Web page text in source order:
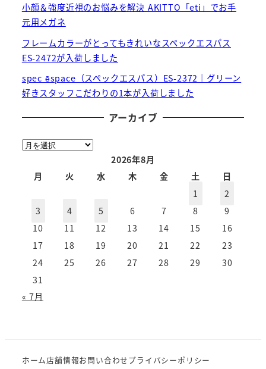
小顔＆強度近視のお悩みを解決 AKITTO「eti」でお手
元用メガネ
フレームカラーがとってもきれいなスペックエスパス
ES-2472が入荷しました
spec ēspace（スペックエスパス）ES-2372｜グリーン
好きスタッフこだわりの1本が入荷しました
アーカイブ
ア
2026年8月
月
火 水 木 金 土
日
1
2
3
4 5 6 7 8
9
10
11 12 13 14 15
16
17
18 19 20 21 22
23
24
25 26 27 28 29
30
31
« 7月
ホーム店舗情報お問い合わせプライバシーポリシー